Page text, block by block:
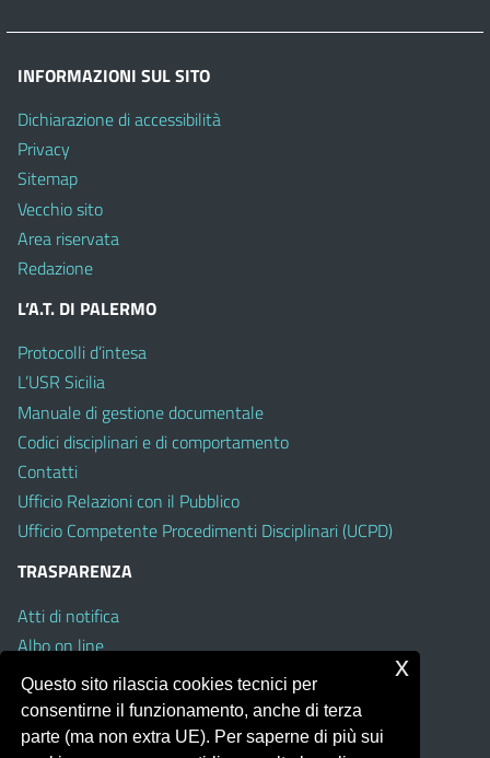
INFORMAZIONI SUL SITO
Dichiarazione di accessibilità
Privacy
Sitemap
Vecchio sito
Area riservata
Redazione
L’A.T. DI PALERMO
Protocolli d’intesa
L’USR Sicilia
Manuale di gestione documentale
Codici disciplinari e di comportamento
Contatti
Ufficio Relazioni con il Pubblico
Ufficio Competente Procedimenti Disciplinari (UCPD)
TRASPARENZA
Atti di notifica
Albo on line
Amministrazione Trasparente
Obiettivi di Accessibilità
Whistleblowing
Questo sito rilascia cookies tecnici per
consentirne il funzionamento, anche di terza
parte (ma non extra UE). Per saperne di più sui
x